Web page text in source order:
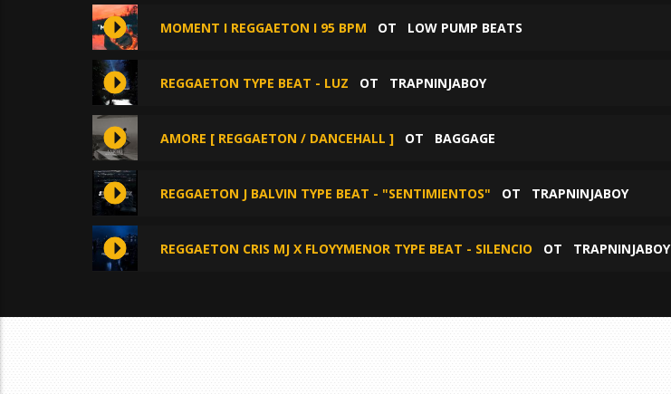
MOMENT I REGGAETON I 95 BPM ОТ LOW PUMP BEATS
REGGAETON TYPE BEAT - LUZ ОТ TRAPNINJABOY
AMORE [ REGGAETON / DANCEHALL ] ОТ BAGGAGE
REGGAETON J BALVIN TYPE BEAT - "SENTIMIENTOS" ОТ TRAPNINJABOY
REGGAETON CRIS MJ X FLOYYMENOR TYPE BEAT - SILENCIO ОТ TRAPNINJABOY